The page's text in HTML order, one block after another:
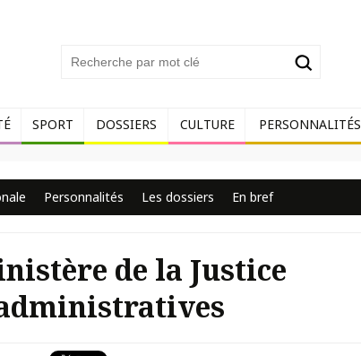
SPORT DOSSIERS CULTURE PERSONNALITÉS
Personnalités Les dossiers En bref
de la Justice